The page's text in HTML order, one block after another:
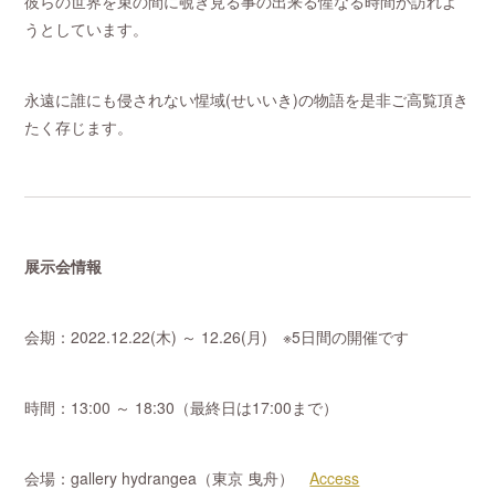
うとしています。
永遠に誰にも侵されない惺域(せいいき)の物語を是非ご高覧頂き
たく存じます。
展示会情報
会期：2022.12.22(木) ～ 12.26(月) ※5日間の開催です
時間：13:00 ～ 18:30（最終日は17:00まで）
会場：gallery hydrangea（東京 曳舟）Access